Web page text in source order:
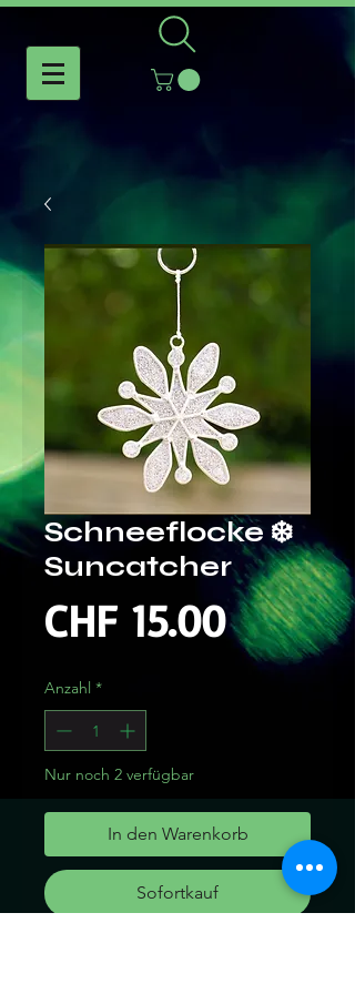
Schneeflocke ❄️
Suncatcher
CHF 15.00Preis
Anzahl *
Nur noch 2 verfügbar
In den Warenkorb
Sofortkauf